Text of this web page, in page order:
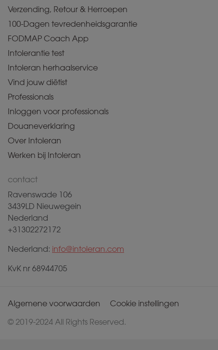
Verzending, Retour & Herroepen
100-Dagen tevredenheidsgarantie
FODMAP Coach App
Intolerantie test
Intoleran herhaalservice
Vind jouw diëtist
Professionals
Inloggen voor professionals
Douaneverklaring
Over Intoleran
Werken bij Intoleran
contact
Ravenswade 106
3439LD Nieuwegein
Nederland
+31302272172
Nederland: info@intoleran.com
KvK nr 68944705
© 2019-2024 All Rights Reserved.
Algemene voorwaarden Cookie instellingen